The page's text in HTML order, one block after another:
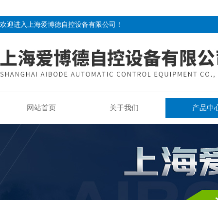
欢迎进入上海爱博德自控设备有限公司！
网站首页 关于我们 产品中